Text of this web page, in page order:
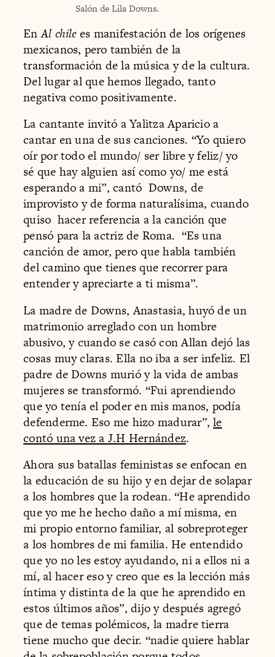
Salón de Lila Downs.
EnAl chilees manifestación de los orígenes
mexicanos, pero también de la
transformación de la música y de la cultura.
Del lugar al que hemos llegado, tanto
negativa como positivamente.
La cantante invitó a Yalitza Aparicio a
cantar en una de sus canciones. “Yo quiero
oír por todo el mundo/ ser libre y feliz/ yo
sé que hay alguien así como yo/ me está
esperando a mi”, cantó Downs, de
improvisto y de forma naturalísima, cuando
quiso hacer referencia a la canción que
pensó para la actriz de Roma. “Es una
canción de amor, pero que habla también
del camino que tienes que recorrer para
entender y apreciarte a ti misma”.
La madre de Downs, Anastasia, huyó de un
matrimonio arreglado con un hombre
abusivo, y cuando se casó con Allan dejó las
cosas muy claras. Ella no iba a ser infeliz. El
padre de Downs murió y la vida de ambas
mujeres se transformó. “Fui aprendiendo
que yo tenía el poder en mis manos, podía
defenderme. Eso me hizo madurar”,le
contó una vez a J.H Hernández.
Ahora sus batallas feministas se enfocan en
la educación de su hijo y en dejar de solapar
a los hombres que la rodean. “He aprendido
que yo me he hecho daño a mí misma, en
mi propio entorno familiar, al sobreproteger
a los hombres de mi familia. He entendido
que yo no les estoy ayudando, ni a ellos ni a
mí, al hacer eso y creo que es la lección más
íntima y distinta de la que he aprendido en
estos últimos años”, dijo y después agregó
que de temas polémicos, la madre tierra
tiene mucho que decir. “nadie quiere hablar